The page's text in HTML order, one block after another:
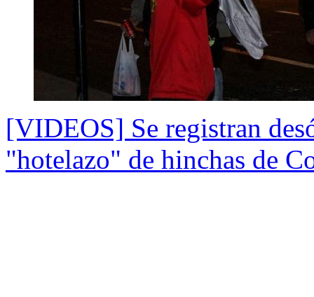
[VIDEOS] Se registran
"hotelazo" de hinchas de